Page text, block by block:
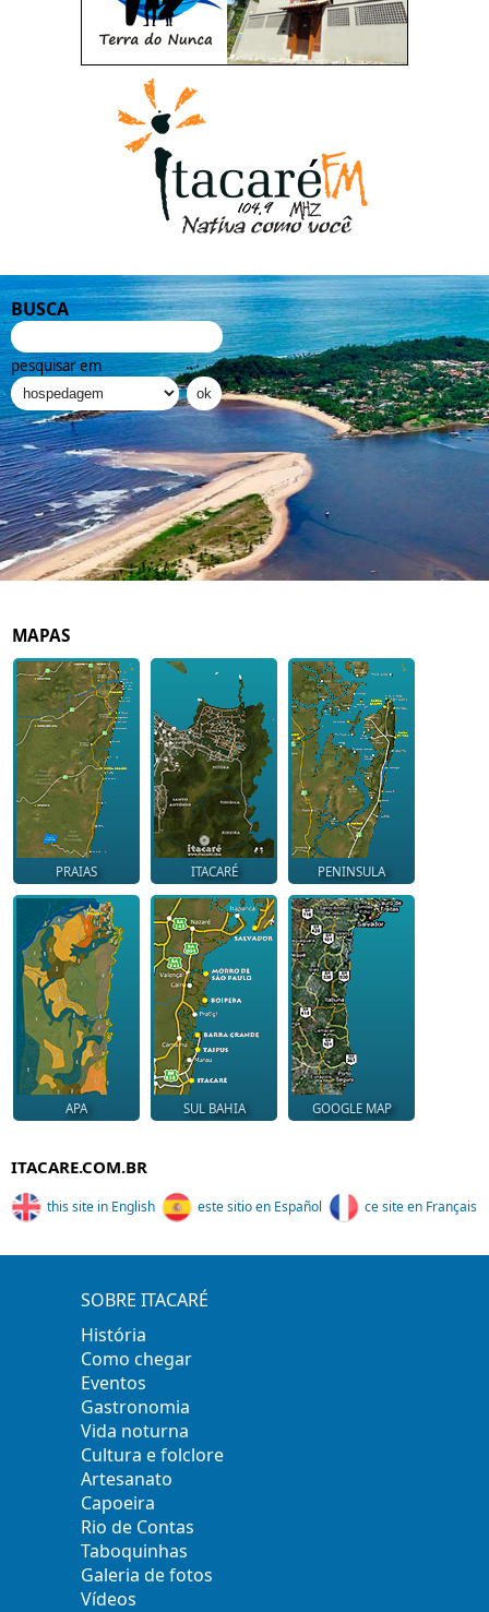
BUSCA
pesquisar em
MAPAS
PRAIAS ITACARÉ PENINSULA
APA SUL BAHIA GOOGLE MAP
ITACARE.COM.BR
this site in English este sitio en Español ce site en Français
SOBRE ITACARÉ
História
Como chegar
Eventos
Gastronomia
Vida noturna
Cultura e folclore
Artesanato
Capoeira
Rio de Contas
Taboquinhas
Galeria de fotos
Vídeos